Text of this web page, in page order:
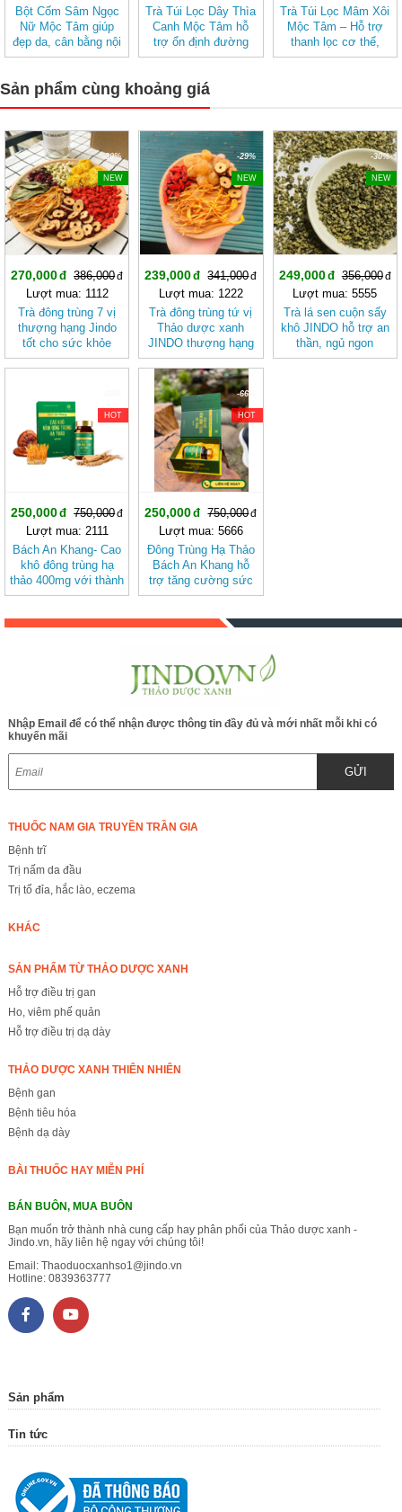
Bột Cốm Sâm Ngọc
Nữ Mộc Tâm giúp
đẹp da, cân bằng nội
tiết tố nữ
Trà Túi Lọc Dây Thìa
Canh Mộc Tâm hỗ
trợ ổn định đường
huyết
Trà Túi Lọc Mâm Xôi
Mộc Tâm – Hỗ trợ
thanh lọc cơ thể,
mang lại cảm giác
Sản phẩm cùng khoảng giá
-30%
NEW
270,000
386,000
Lượt mua: 1112
Trà đông trùng 7 vị
thượng hạng Jindo
tốt cho sức khỏe
-29%
NEW
239,000
341,000
Lượt mua: 1222
Trà đông trùng tứ vị
Thảo dược xanh
JINDO thượng hạng
12g tác dụng giúp
đẹp da, tốt cho sức
khỏe
-30%
NEW
249,000
356,000
Lượt mua: 5555
Trà lá sen cuộn sấy
khô JINDO hỗ trợ an
thần, ngủ ngon
HOT
250,000
750,000
Lượt mua: 2111
Bách An Khang- Cao
khô đông trùng hạ
thảo 400mg với thành
phần 8 in 1 đậm đặc
bên trong bảo vệ gia
-66%
HOT
250,000
750,000
Lượt mua: 5666
Đông Trùng Hạ Thảo
Bách An Khang hỗ
trợ tăng cường sức
khỏe, giảm mệt mỏi
Nhập Email để có thể nhận được thông tin đầy đủ và mới nhất mỗi khi có
khuyến mãi
GỬI
THUỐC NAM GIA TRUYỀN TRẦN GIA
Bệnh trĩ
Trị nấm da đầu
Trị tổ đỉa, hắc lào, eczema
KHÁC
SẢN PHẨM TỪ THẢO DƯỢC XANH
Hỗ trợ điều trị gan
Ho, viêm phế quản
Hỗ trợ điều trị dạ dày
THẢO DƯỢC XANH THIÊN NHIÊN
Bệnh gan
Bệnh tiêu hóa
Bệnh dạ dày
BÀI THUỐC HAY MIỄN PHÍ
BÁN BUÔN, MUA BUÔN
Bạn muốn trở thành nhà cung cấp hay phân phối của Thảo dược xanh -
Jindo.vn, hãy liên hệ ngay với chúng tôi!
Email: Thaoduocxanhso1@jindo.vn
Hotline: 0839363777
Sản phẩm
Tin tức